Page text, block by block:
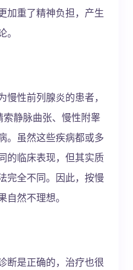
加重了精神负担，产生
性前列腺炎的患者，
静脉曲张、慢性附睾
。虽然这些疾病都或多
的临床表现，但其实质
完全不同。因此，按慢
然不理想。
断是正确的，治疗也很